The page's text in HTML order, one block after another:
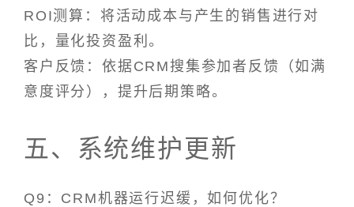
ROI测算：将活动成本与产生的销售进行对
比，量化投资盈利。
客户反馈：依据CRM搜集参加者反馈（如满
意度评分），提升后期策略。
五、系统维护更新
Q9：CRM机器运行迟缓，如何优化？